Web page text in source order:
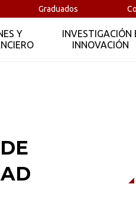
Graduados
Y
INVESTIGACIÓN
INNOVACIÓN